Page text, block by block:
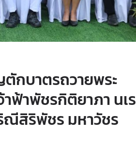
กบาตรถวายพระ
าฟ้าพัชรกิติยาภา นเร
ณีสิริพัชร มหาวัชร